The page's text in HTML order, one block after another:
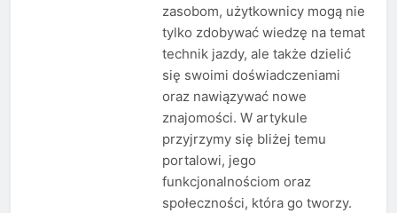
zasobom, użytkownicy mogą nie
tylko zdobywać wiedzę na temat
technik jazdy, ale także dzielić
się swoimi doświadczeniami
oraz nawiązywać nowe
znajomości. W artykule
przyjrzymy się bliżej temu
portalowi, jego
funkcjonalnościom oraz
społeczności, która go tworzy.